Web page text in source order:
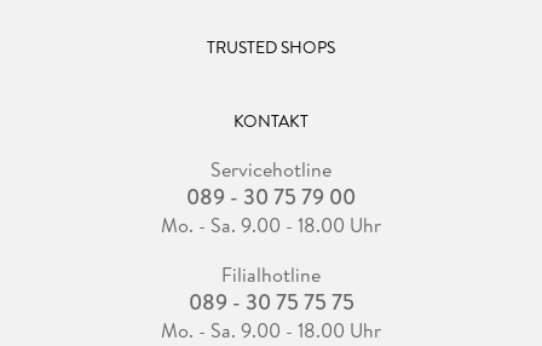
TRUSTED SHOPS
KONTAKT
Servicehotline
089 - 30 75 79 00
Mo. - Sa. 9.00 - 18.00 Uhr
Filialhotline
089 - 30 75 75 75
Mo. - Sa. 9.00 - 18.00 Uhr